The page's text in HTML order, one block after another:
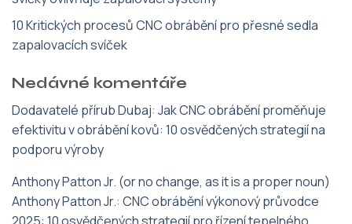
10 Kritických procesů CNC obrábění pro přesné sedla
zapalovacích svíček
Nedávné komentáře
Dodavatelé přírub Dubaj: Jak CNC obrábění proměňuje
efektivitu v obrábění kovů: 10 osvědčených strategií na
podporu výroby
Anthony Patton Jr. (or no change, as it is a proper noun)
Anthony Patton Jr.: CNC obrábění výkonový průvodce